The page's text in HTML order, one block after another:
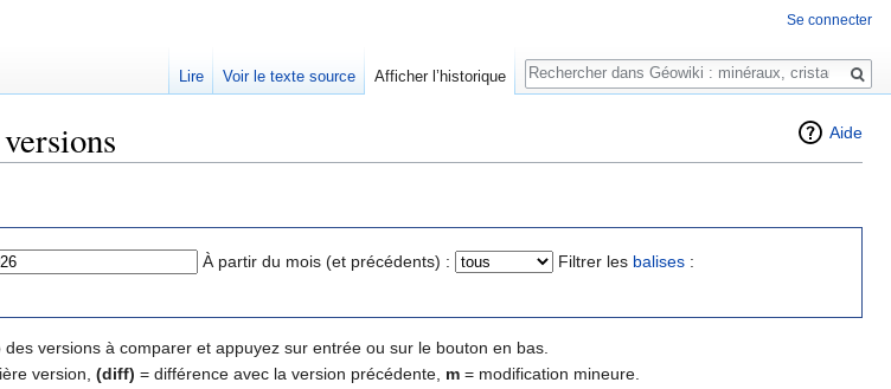
Aide
À partir du mois (et précédents) : Filtrer les balises :
versions à comparer et appuyez sur entrée ou sur le bouton en bas.
version, (diff) = différence avec la version précédente, m = modification mineure.
Se connecter
Lire Voir le texte source Afficher l’historique
Rechercher